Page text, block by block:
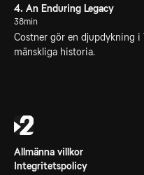
4. An Enduring Legacy
38min
Costner gör en djupdykning i
mänskliga historia.
Allmänna villkor
Integritetspolicy